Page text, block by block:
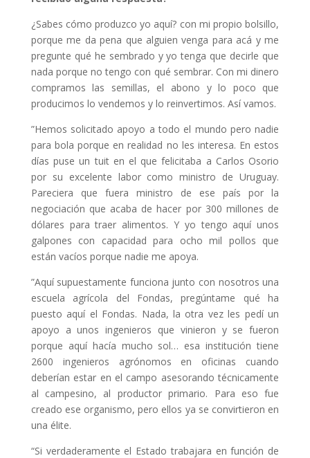
¿Sabes cómo produzco yo aquí? con mi propio bolsillo,
porque me da pena que alguien venga para acá y me
pregunte qué he sembrado y yo tenga que decirle que
nada porque no tengo con qué sembrar. Con mi dinero
compramos las semillas, el abono y lo poco que
producimos lo vendemos y lo reinvertimos. Así vamos.
”Hemos solicitado apoyo a todo el mundo pero nadie
para bola porque en realidad no les interesa. En estos
días puse un tuit en el que felicitaba a Carlos Osorio
por su excelente labor como ministro de Uruguay.
Pareciera que fuera ministro de ese país por la
negociación que acaba de hacer por 300 millones de
dólares para traer alimentos. Y yo tengo aquí unos
galpones con capacidad para ocho mil pollos que
están vacíos porque nadie me apoya.
”Aquí supuestamente funciona junto con nosotros una
escuela agrícola del Fondas, pregúntame qué ha
puesto aquí el Fondas. Nada, la otra vez les pedí un
apoyo a unos ingenieros que vinieron y se fueron
porque aquí hacía mucho sol… esa institución tiene
2600 ingenieros agrónomos en oficinas cuando
deberían estar en el campo asesorando técnicamente
al campesino, al productor primario. Para eso fue
creado ese organismo, pero ellos ya se convirtieron en
una élite.
“Si verdaderamente el Estado trabajara en función de